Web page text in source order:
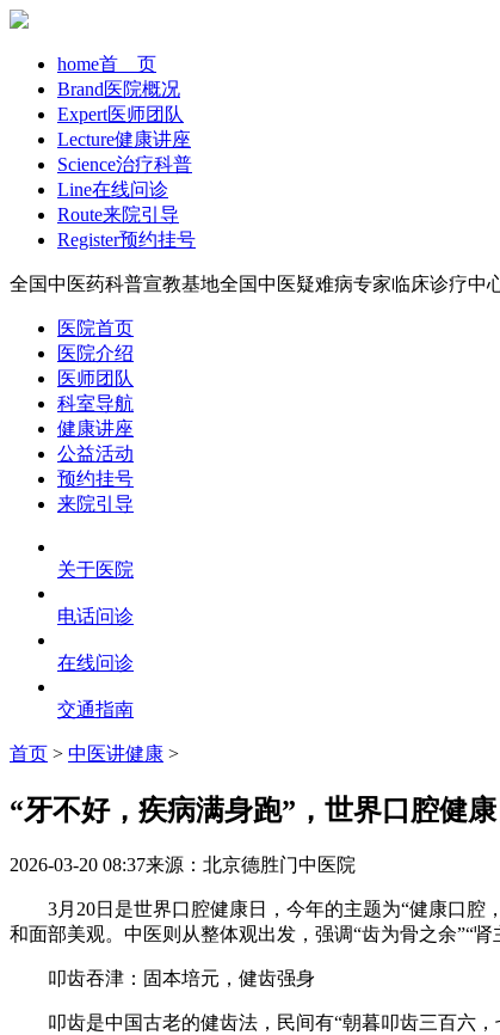
home首 页
Brand医院概况
Expert医师团队
Lecture健康讲座
Science治疗科普
Line在线问诊
Route来院引导
Register预约挂号
全国中医药科普宣教基地全国中医疑难病专家临床诊疗中
医院首页
医院介绍
医师团队
科室导航
健康讲座
公益活动
预约挂号
来院引导
关于医院
电话问诊
在线问诊
交通指南
首页 > 中医讲健康 >
“牙不好，疾病满身跑”，世界口腔健
2026-03-20 08:37来源：北京德胜门中医院
3月20日是世界口腔健康日，今年的主题为“健康口腔
和面部美观。中医则从整体观出发，强调“齿为骨之余”“
叩齿吞津：固本培元，健齿强身
叩齿是中国古老的健齿法，民间有“朝暮叩齿三百六，